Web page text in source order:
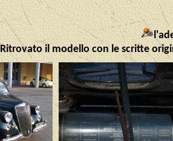
Ritrovato il modello con le scritte